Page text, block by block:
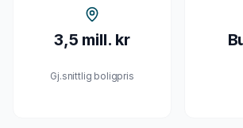
3,5 mill. kr
Gj.snittlig boligpris